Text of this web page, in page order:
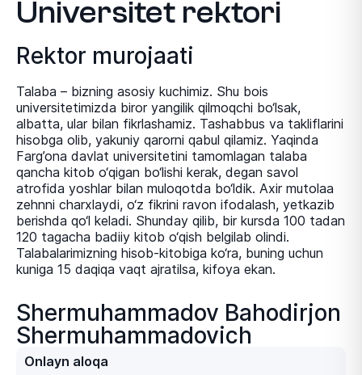
Universitet rektori
Rektor murojaati
Talaba – bizning asosiy kuchimiz. Shu bois
universitetimizda biror yangilik qilmoqchi bо‘lsak,
albatta, ular bilan fikrlashamiz. Tashabbus va takliflarini
hisobga olib, yakuniy qarorni qabul qilamiz. Yaqinda
Farg’ona davlat universitetini tamomlagan talaba
qancha kitob о‘qigan bо‘lishi kerak, degan savol
atrofida yoshlar bilan muloqotda bо‘ldik. Axir mutolaa
zehnni charxlaydi, о‘z fikrini ravon ifodalash, yetkazib
berishda qо‘l keladi. Shunday qilib, bir kursda 100 tadan
120 tagacha badiiy kitob о‘qish belgilab olindi.
Talabalarimizning hisob-kitobiga kо‘ra, buning uchun
kuniga 15 daqiqa vaqt ajratilsa, kifoya ekan.
Shermuhammadov Bahodirjon
Shermuhammadovich
Onlayn aloqa